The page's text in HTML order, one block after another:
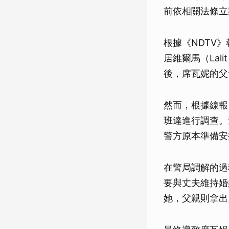
前依相關法條
根據《NDTV》
居維爾馬（
後，席瓦妮的
然而，根據線
班達進行調查
警方原本準備
在警局調解的
要與丈夫維持
她，父親則拿